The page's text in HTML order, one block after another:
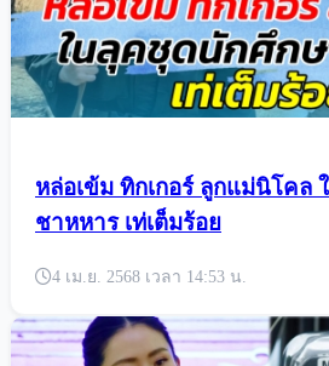
หล่อเข้ม ทิกเกอร์ ลูกแม่นิโคล
ชาหหาร เท่เต็มร้อย
4 เม.ย. 2568 เวลา 14:53 น.